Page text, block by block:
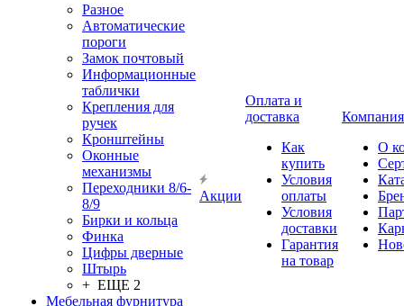
Разное
Автоматические
пороги
Замок почтовый
Информационные
таблички
Крепления для
ручек
Кронштейны
Оконные
механизмы
Переходники 8/6-
8/9
Бирки и кольца
Финка
Цифры дверные
Штырь
+ ЕЩЕ 2
Мебельная фурнитура
Акции
Оплата и
доставка
Как
купить
Условия
оплаты
Условия
доставки
Гарантия
на товар
Компания
О